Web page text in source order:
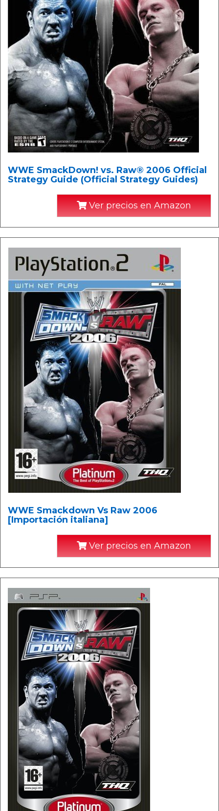
WWE SmackDown! vs. Raw® 2006 Official
Strategy Guide (Official Strategy Guides)
Ver precios en Amazon
WWE Smackdown Vs Raw 2006
[Importación italiana]
Ver precios en Amazon